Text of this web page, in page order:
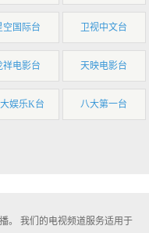
空国际台 卫视中文台
祥电影台 天映电影台
娱乐K台 八大第一台
。 我们的电视频道服务适用于